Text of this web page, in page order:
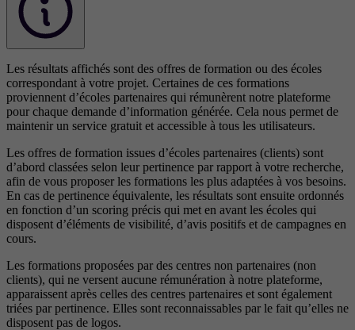
Les résultats affichés sont des offres de formation ou des écoles
correspondant à votre projet. Certaines de ces formations
proviennent d’écoles partenaires qui rémunèrent notre plateforme
pour chaque demande d’information générée. Cela nous permet de
maintenir un service gratuit et accessible à tous les utilisateurs.
Les offres de formation issues d’écoles partenaires (clients) sont
d’abord classées selon leur pertinence par rapport à votre recherche,
afin de vous proposer les formations les plus adaptées à vos besoins.
En cas de pertinence équivalente, les résultats sont ensuite ordonnés
en fonction d’un scoring précis qui met en avant les écoles qui
disposent d’éléments de visibilité, d’avis positifs et de campagnes en
cours.
Les formations proposées par des centres non partenaires (non
clients), qui ne versent aucune rémunération à notre plateforme,
apparaissent après celles des centres partenaires et sont également
triées par pertinence. Elles sont reconnaissables par le fait qu’elles ne
disposent pas de logos.